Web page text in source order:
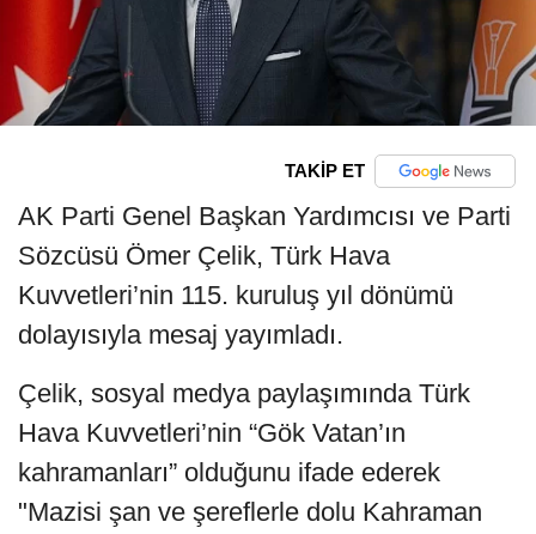
TAKİP ET
AK Parti Genel Başkan Yardımcısı ve Parti
Sözcüsü Ömer Çelik, Türk Hava
Kuvvetleri’nin 115. kuruluş yıl dönümü
dolayısıyla mesaj yayımladı.
Çelik, sosyal medya paylaşımında Türk
Hava Kuvvetleri’nin “Gök Vatan’ın
kahramanları” olduğunu ifade ederek
"Mazisi şan ve şereflerle dolu Kahraman